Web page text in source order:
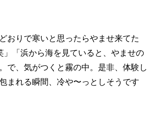
おりで寒いと思ったらやませ来てた
「浜から海を見ていると、やませの
で、気がつくと霧の中。是非、体験し
まれる瞬間、冷や〜っとしそうです